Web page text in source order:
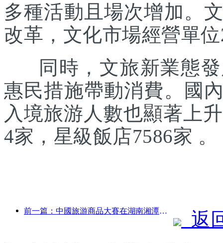
多種活動且場次增加。
改革，文化市場經營單
同時，文旅新業態發
惠民措施帶動消費。國
入境旅游人數也顯著上
4家，星級飯店7586家 。
前一篇：中國旅游商品大賽在湖南湘潭成功舉辦
返